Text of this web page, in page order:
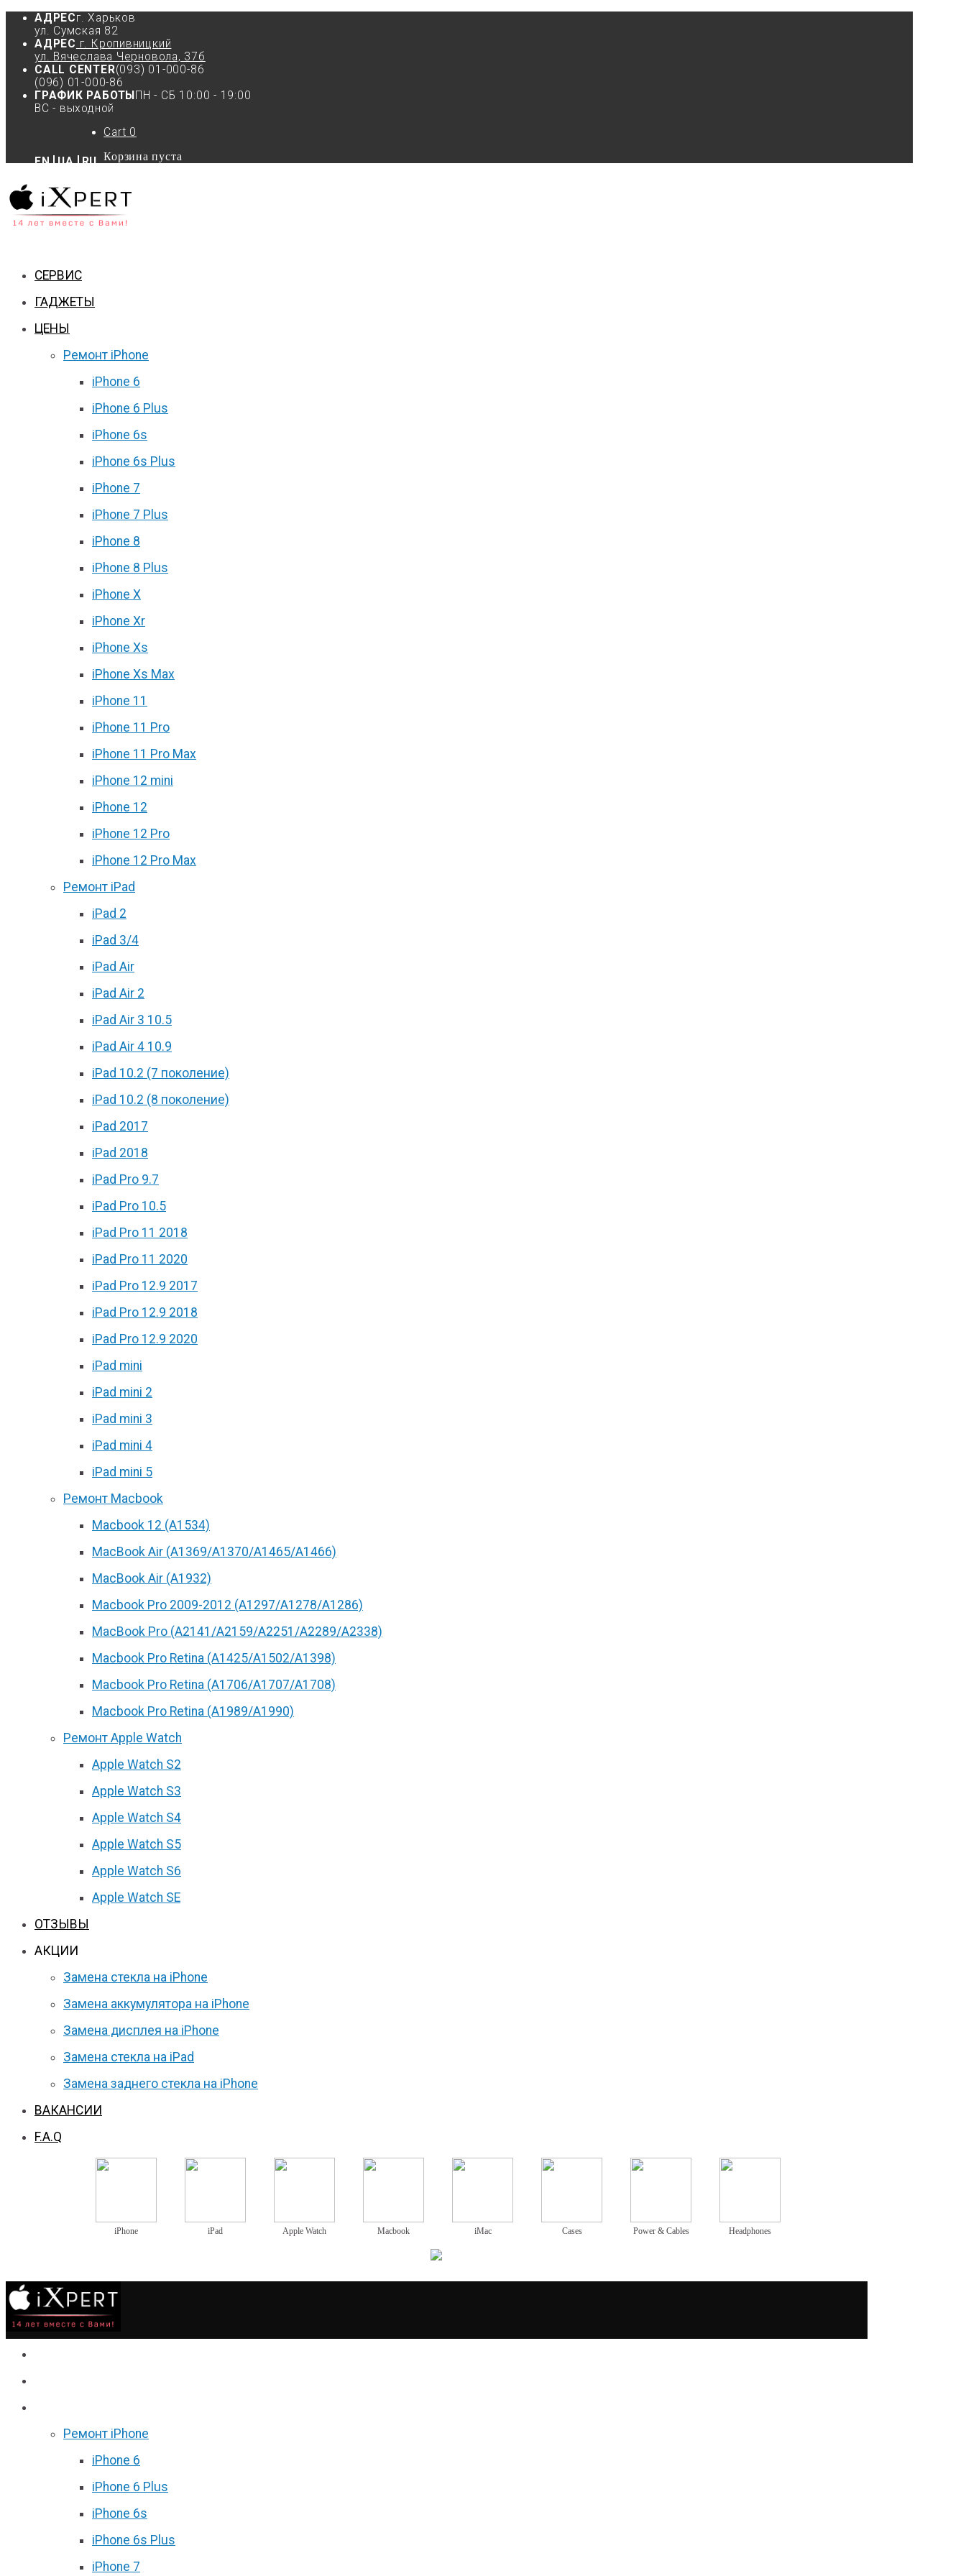
АДРЕСг. Харьков
ул. Сумская 82
АДРЕС г. Кропивницкий
ул. Вячеслава Черновола, 37б
CALL CENTER(093) 01-000-86
(096) 01-000-86
ГРАФИК РАБОТЫ ПН - СБ 10:00 - 19:00
ВС - выходной
EN UA RU
Cart 0
Корзина пуста
СЕРВИС
ГАДЖЕТЫ
ЦЕНЫ
Ремонт iPhone
iPhone 6
iPhone 6 Plus
iPhone 6s
iPhone 6s Plus
iPhone 7
iPhone 7 Plus
iPhone 8
iPhone 8 Plus
iPhone X
iPhone Xr
iPhone Xs
iPhone Xs Max
iPhone 11
iPhone 11 Pro
iPhone 11 Pro Max
iPhone 12 mini
iPhone 12
iPhone 12 Pro
iPhone 12 Pro Max
Ремонт iPad
iPad 2
iPad 3/4
iPad Air
iPad Air 2
iPad Air 3 10.5
iPad Air 4 10.9
iPad 10.2 (7 поколение)
iPad 10.2 (8 поколение)
iPad 2017
iPad 2018
iPad Pro 9.7
iPad Pro 10.5
iPad Pro 11 2018
iPad Pro 11 2020
iPad Pro 12.9 2017
iPad Pro 12.9 2018
iPad Pro 12.9 2020
iPad mini
iPad mini 2
iPad mini 3
iPad mini 4
iPad mini 5
Ремонт Macbook
Macbook 12 (А1534)
MacBook Air (A1369/A1370/A1465/A1466)
MacBook Air (A1932)
Macbook Pro 2009-2012 (A1297/A1278/A1286)
MacBook Pro (А2141/А2159/А2251/A2289/A2338)
Macbook Pro Retina (А1425/A1502/A1398)
Macbook Pro Retina (А1706/A1707/A1708)
Macbook Pro Retina (А1989/A1990)
Ремонт Apple Watch
Apple Watch S2
Apple Watch S3
Apple Watch S4
Apple Watch S5
Apple Watch S6
Apple Watch SE
ОТЗЫВЫ
АКЦИИ
Замена стекла на iPhone
Замена аккумулятора на iPhone
Замена дисплея на iPhone
Замена стекла на iPad
Замена заднего стекла на iPhone
ВАКАНСИИ
F.A.Q
iPhone iPad Apple Watch Macbook iMac Cases Power & Cables Headphones
Ремонт iPhone
iPhone 6
iPhone 6 Plus
iPhone 6s
iPhone 6s Plus
iPhone 7